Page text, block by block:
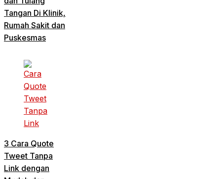
Tangan Di Klinik,
Rumah Sakit dan
Puskesmas
3 Cara Quote
Tweet Tanpa
Link dengan